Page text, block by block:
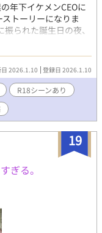
年下イケメンCEOに
トーリーになりま
られた誕生日の夜、
絶対に俺のものにす
会。 なんと彼は、敵
激突、プライベートで
も諦めない。 技術
ら始まる、攻めの純
ケだった俺が、敵対
を読まれることをお
2026.1.10 登録日 2026.1.10
R18シーンあり
19
ぎる。